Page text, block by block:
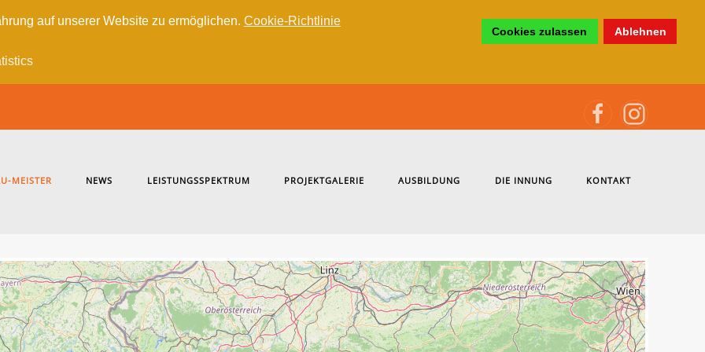
auf unserer Website zu ermöglichen. Cookie-Richtlinie
Cookies zulassen Ablehnen
MEISTER NEWS LEISTUNGSSPEKTRUM PROJEKTGALERIE AUSBILDUNG DIE INNUNG KONTAKT